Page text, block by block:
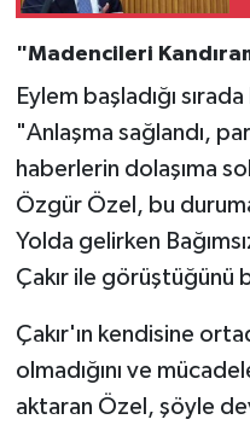
"Madencileri
Eylem başladığı
"Anlaşma sağlandı,
haberlerin dolaşıma
Özgür Özel, bu
Yolda gelirken
Çakır ile görüştüğünü
Çakır'ın kendisine
olmadığını ve
aktaran Özel, şöyle